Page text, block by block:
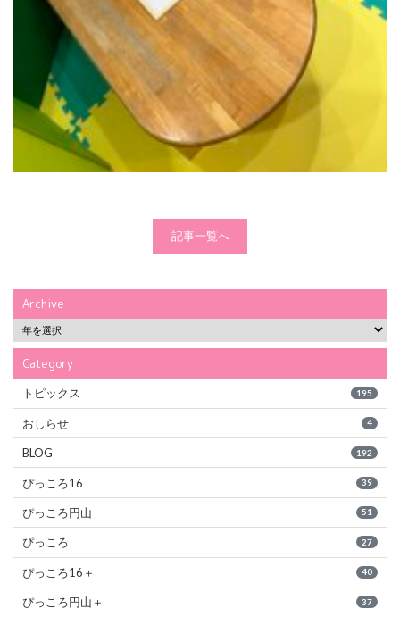
記事一覧へ
Archive
Category
トピックス 195
おしらせ 4
BLOG 192
ぴっころ16 39
ぴっころ円山 51
ぴっころ 27
ぴっころ16＋ 40
ぴっころ円山＋ 37